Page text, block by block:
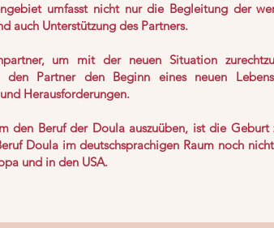
umfasst nicht nur die Begleitung der
auch Unterstützung des Partners.
um mit der neuen Situation
den Partner den Beginn eines neuen
Herausforderungen.
den Beruf der Doula auszuüben, ist die Geburt
Doula im deutschsprachigen Raum noch
und in den USA.